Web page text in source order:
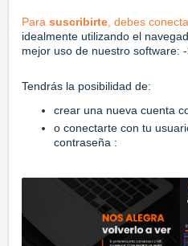
Para suscribirte, debes
idealmente utilizando el
mejor uso de nuestro software:
Tendrás la posibilidad de:
crear una nueva cuenta
o conectarte con tu
contraseña :